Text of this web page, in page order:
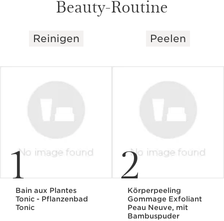
Beauty-Routine
WEITER ZUM INHALT
Reinigen
1
Bain aux Plantes
Tonic - Pflanzenbad
Tonic
Peelen
2
Körperpeeling
Gommage Exfoliant
Peau Neuve, mit
Bambuspuder